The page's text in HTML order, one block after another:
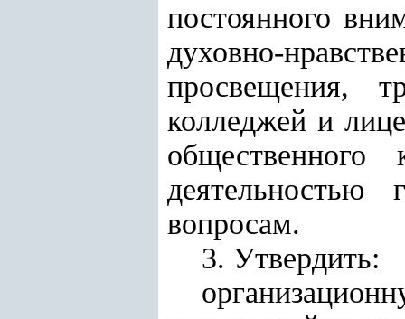
постоянного
духовно-
просвещения,
колледжей и
общественного
деятельностью
вопросам.
3. Утвердить: